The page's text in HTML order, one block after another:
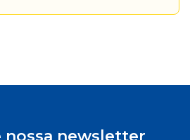
nossa newsletter